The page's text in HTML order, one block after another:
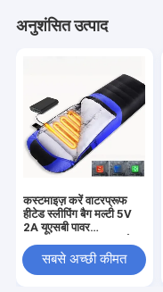
अनुशंसित उत्पाद
कस्टमाइज़ करें वाटरप्रूफ
हीटेड स्लीपिंग बैग मल्टी 5V
2A यूएसबी पावर
हीटेड स्लीपिंग बैग कैम्पिंग के
लिए
सबसे अच्छी कीमत